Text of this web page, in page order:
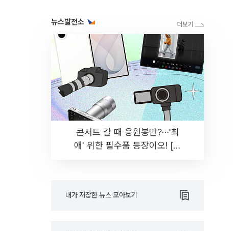
뉴스발전소
콘서트 갈 때 응원봉만?⋯'최
애' 위한 필수품 등장이오! [솔
내가 저장한 뉴스 모아보기